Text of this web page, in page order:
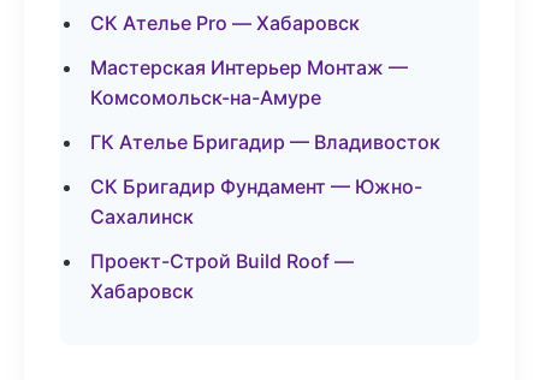
СК Ателье Pro — Хабаровск
Мастерская Интерьер Монтаж —
Комсомольск-на-Амуре
ГК Ателье Бригадир — Владивосток
СК Бригадир Фундамент — Южно-
Сахалинск
Проект-Строй Build Roof —
Хабаровск